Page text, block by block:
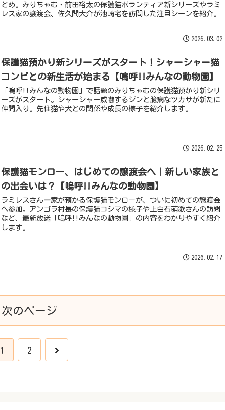
とめ。みりちゃむ・前田裕太の保護猫ボランティア新シリーズやラミ
レス家の譲渡会、佐久間大介が池崎宅を訪問した注目シーンを紹介。
2026.03.02
保護猫預かり新シリーズがスタート！シャーシャー猫
コンビとの新生活が始まる【嗚呼!!みんなの動物園】
「嗚呼!!みんなの動物園」で話題のみりちゃむの保護猫預かり新シリ
ーズがスタート。シャーシャー威嚇するジンと臆病なツカサが新たに
仲間入り。先住猫や犬との関係や成長の様子を紹介します。
2026.02.25
保護猫モンロー、はじめての譲渡会へ｜新しい家族と
の出会いは？【嗚呼!!みんなの動物園】
ラミレスさん一家が預かる保護猫モンローが、ついに初めての譲渡会
へ参加。アンゴラ村長の保護猫コシマの様子や上白石萌歌さんの訪問
など、最新放送「嗚呼!!みんなの動物園」の内容をわかりやすく紹介
します。
2026.02.17
次のページ
1 2 次